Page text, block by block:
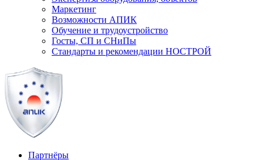
Маркетинг
Возможности АПИК
Обучение и трудоустройство
Госты, СП и СНиПы
Стандарты и рекомендации НОСТРОЙ
Партнёры